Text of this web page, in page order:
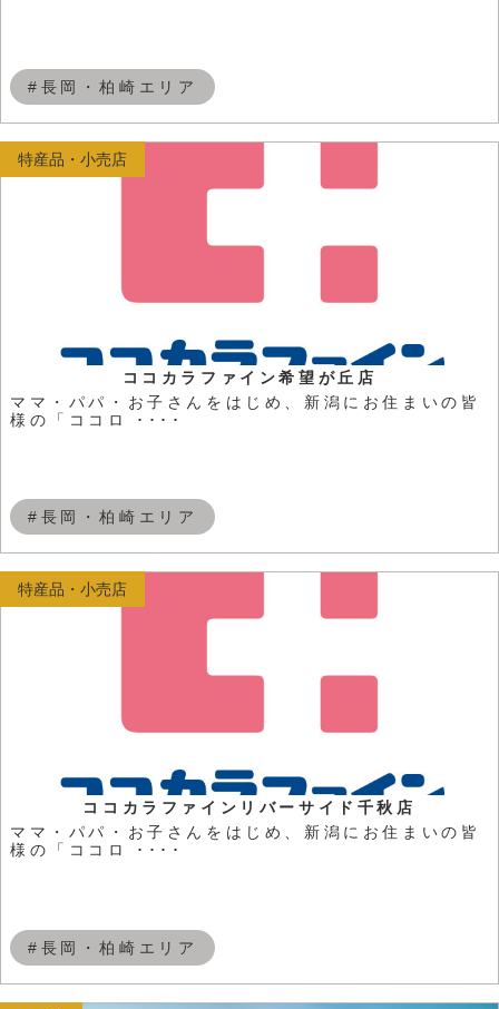
#長岡・柏崎エリア
ココカラファイン希望が丘店
ママ・パパ・お子さんをはじめ、新潟にお住まいの皆
様の「ココロ ････
#長岡・柏崎エリア
特産品・小売店
ココカラファインリバーサイド千秋店
ママ・パパ・お子さんをはじめ、新潟にお住まいの皆
様の「ココロ ････
#長岡・柏崎エリア
特産品・小売店